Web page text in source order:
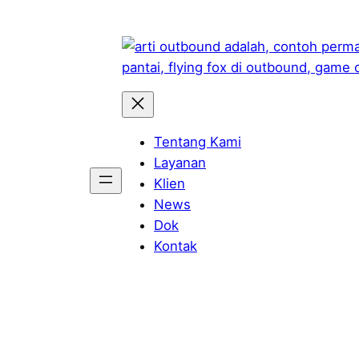
Tentang Kami
Layanan
Klien
News
Dok
Kontak